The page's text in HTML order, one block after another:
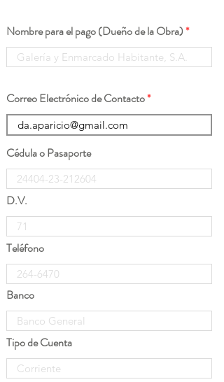
Nombre para el pago (Dueño de la Obra)
Correo Electrónico de Contacto
Cédula o Pasaporte
D.V.
Teléfono
Banco
Tipo de Cuenta